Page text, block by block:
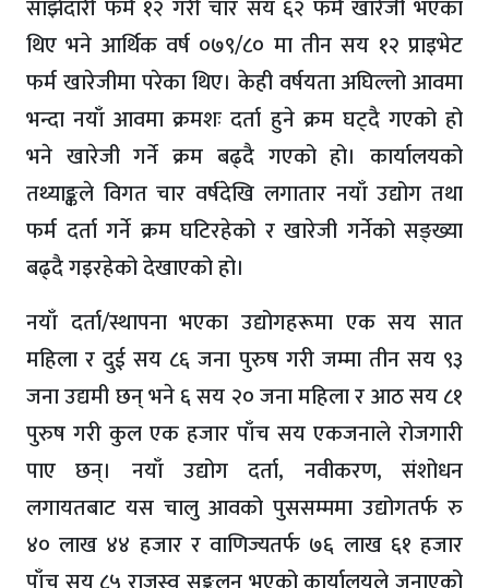
साझेदारी फर्म १२ गरी चार सय ६२ फर्म खारेजी भएका
थिए भने आर्थिक वर्ष ०७९/८० मा तीन सय १२ प्राइभेट
फर्म खारेजीमा परेका थिए। केही वर्षयता अघिल्लो आवमा
भन्दा नयाँ आवमा क्रमशः दर्ता हुने क्रम घट्दै गएको हो
भने खारेजी गर्ने क्रम बढ्दै गएको हो। कार्यालयको
तथ्याङ्कले विगत चार वर्षदेखि लगातार नयाँ उद्योग तथा
फर्म दर्ता गर्ने क्रम घटिरहेको र खारेजी गर्नेको सङ्ख्या
बढ्दै गइरहेको देखाएको हो।
नयाँ दर्ता/स्थापना भएका उद्योगहरूमा एक सय सात
महिला र दुई सय ८६ जना पुरुष गरी जम्मा तीन सय ९३
जना उद्यमी छन् भने ६ सय २० जना महिला र आठ सय ८१
पुरुष गरी कुल एक हजार पाँच सय एकजनाले रोजगारी
पाए छन्। नयाँ उद्योग दर्ता, नवीकरण, संशोधन
लगायतबाट यस चालु आवको पुससम्ममा उद्योगतर्फ रु
४० लाख ४४ हजार र वाणिज्यतर्फ ७६ लाख ६१ हजार